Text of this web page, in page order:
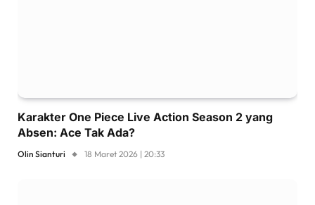
Karakter One Piece Live Action Season 2 yang
Absen: Ace Tak Ada?
Olin Sianturi 18 Maret 2026 | 20:33